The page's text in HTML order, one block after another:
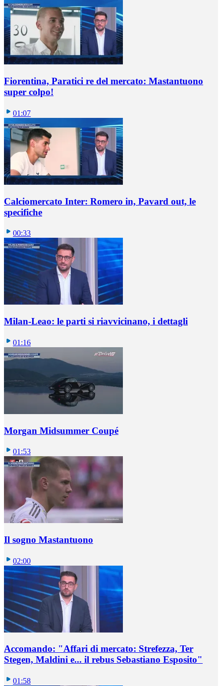
Fiorentina, Paratici re del mercato: Mastantuono
super colpo!
01:07
Calciomercato Inter: Romero in, Pavard out, le
specifiche
00:33
Milan-Leao: le parti si riavvicinano, i dettagli
01:16
Morgan Midsummer Coupé
01:53
Il sogno Mastantuono
02:00
Accomando: "Affari di mercato: Strefezza, Ter
Stegen, Maldini e... il rebus Sebastiano Esposito"
01:58